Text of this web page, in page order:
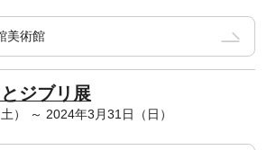
美術館
ジブリ展
） ～ 2024年3月31日（日）